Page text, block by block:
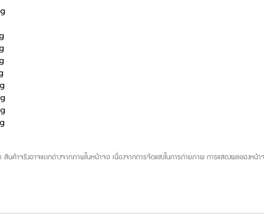
สินค้าจริงอาจแตกต่างจากภาพในหน้าจอ เนื่องจากการจัดแสงในการถ่ายภาพ การแสดงผลของห